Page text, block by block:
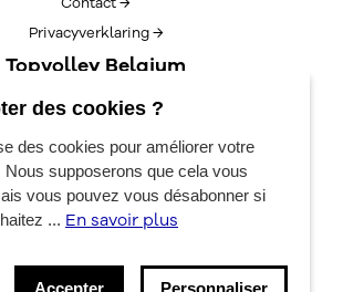
Privacyverklaring →
Topvolley Belgium
Over TopVolleyBelgium →
Lotto Cup Finals →
EuroVolleyCenter
Réservations →
des cookies ?
des cookies pour améliorer votre
Nous supposerons que cela vous
vous pouvez vous désabonner si
... En savoir plus
Accepter Personnaliser